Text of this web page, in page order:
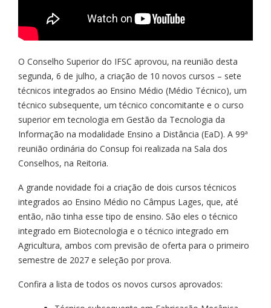
O Conselho Superior do IFSC aprovou, na reunião desta
segunda, 6 de julho, a criação de 10 novos cursos – sete
técnicos integrados ao Ensino Médio (Médio Técnico), um
técnico subsequente, um técnico concomitante e o curso
superior em tecnologia em Gestão da Tecnologia da
Informação na modalidade Ensino a Distância (EaD). A 99ª
reunião ordinária do Consup foi realizada na Sala dos
Conselhos, na Reitoria.
A grande novidade foi a criação de dois cursos técnicos
integrados ao Ensino Médio no Câmpus Lages, que, até
então, não tinha esse tipo de ensino. São eles o técnico
integrado em Biotecnologia e o técnico integrado em
Agricultura, ambos com previsão de oferta para o primeiro
semestre de 2027 e seleção por prova.
Confira a lista de todos os novos cursos aprovados: